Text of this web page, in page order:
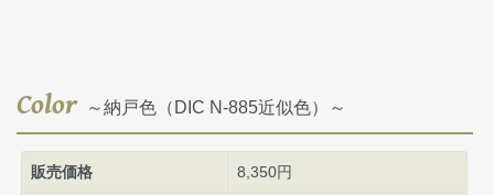
Color～納戸色（DIC N-885近似色）～
販売価格 8,350円